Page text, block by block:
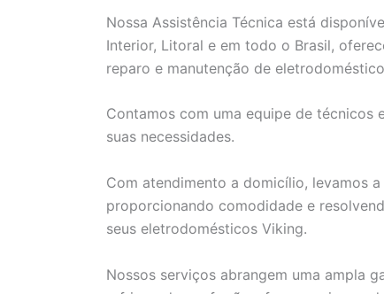
Nossa Assistência Técnica está
Interior, Litoral e em todo o Brasil,
reparo e manutenção de
Contamos com uma equipe de técnicos
suas necessidades.
Com atendimento a domicílio, levamos
proporcionando comodidade e
seus eletrodomésticos Viking.
Nossos serviços abrangem uma ampla